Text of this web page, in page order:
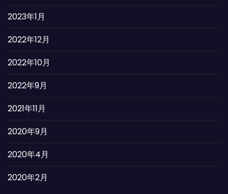
2023年1月
2022年12月
2022年10月
2022年9月
2021年11月
2020年9月
2020年4月
2020年2月